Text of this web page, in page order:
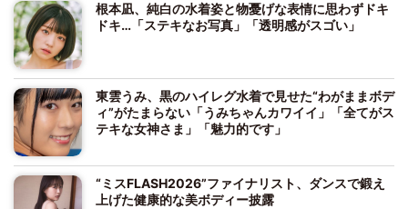
根本凪、純白の水着姿と物憂げな表情に思わずドキ
ドキ…「ステキなお写真」「透明感がスゴい」
東雲うみ、黒のハイレグ水着で見せた“わがままボデ
ィ”がたまらない「うみちゃんカワイイ」「全てがス
テキな女神さま」「魅力的です」
“ミスFLASH2026”ファイナリスト、ダンスで鍛え
上げた健康的な美ボディー披露